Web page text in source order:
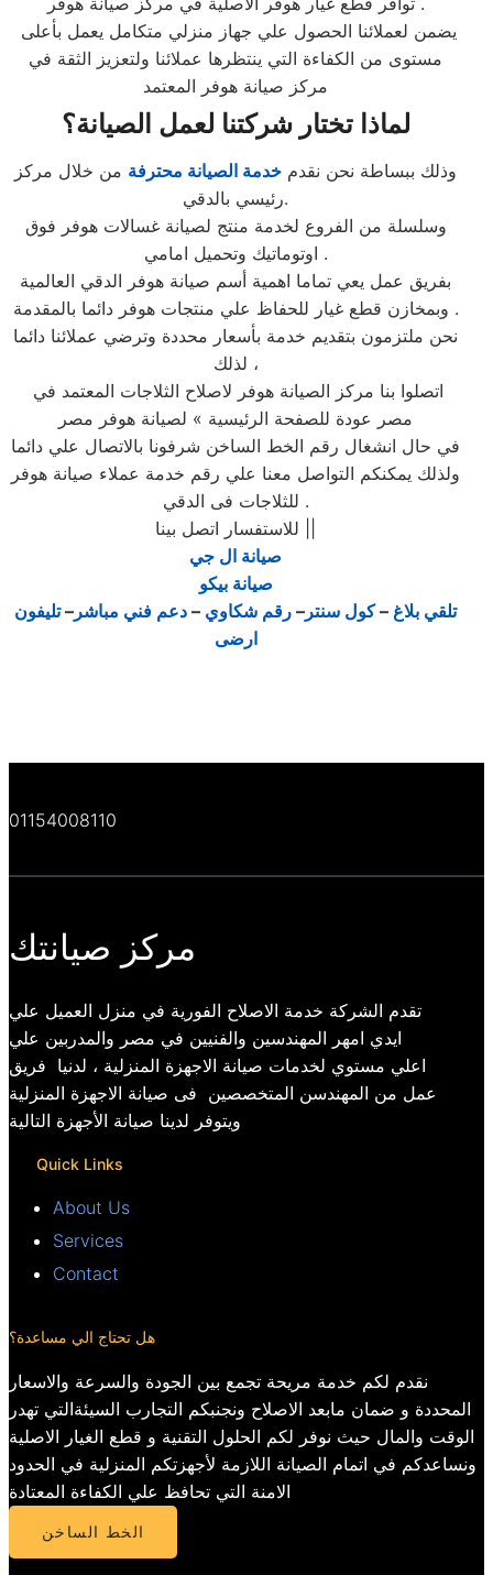
مستوى من الكفاءة التي ينتظرها عملائنا ولتعزيز الثقة في
مركز صيانة هوفر المعتمد
لماذا تختار شركتنا لعمل الصيانة؟
وذلك ببساطة نحن نقدم خدمة الصيانة محترفة من خلال مركز
رئيسي بالدقي.
وسلسلة من الفروع لخدمة منتج لصيانة غسالات هوفر فوق
اوتوماتيك وتحميل امامي .
بفريق عمل يعي تماما اهمية أسم صيانة هوفر الدقي العالمية
وبمخازن قطع غيار للحفاظ علي منتجات هوفر دائما بالمقدمة .
نحن ملتزمون بتقديم خدمة بأسعار محددة وترضي عملائنا دائما
لذلك ،
مصر عودة للصفحة الرئيسية » لصيانة هوفر مصر
في حال انشغال رقم الخط الساخن شرفونا بالاتصال علي دائما
ولذلك يمكنكم التواصل معنا علي رقم خدمة عملاء صيانة هوفر
للثلاجات فى الدقي .
صيانة ال جي
صيانة بيكو
تلقي بلاغ –كول سنتر – رقم شكاوي – دعم فني مباشر –تليفون
ارضى
01154008110
مركز صيانتك
تقدم الشركة خدمة الاصلاح الفورية في منزل العميل علي
ايدي امهر المهندسين والفنيين في مصر والمدربين علي
اعلي مستوي لخدمات صيانة الاجهزة المنزلية ، لدنيا فريق
عمل من المهندسن المتخصصين فى صيانة الاجهزة المنزلية
ويتوفر لدينا صيانة الأجهزة التالية
Quick Links
About Us
Services
Contact
هل تحتاج الي مساعدة؟
نقدم لكم خدمة مريحة تجمع بين الجودة والسرعة والاسعار
المحددة و ضمان مابعد الاصلاح ونجنبكم التجارب السيئةالتي تهدر
الوقت والمال حيث نوفر لكم الحلول التقنية و قطع الغيار الاصلية
ونساعدكم في اتمام الصيانة اللازمة لأجهزتكم المنزلية في الحدود
الامنة التي تحافظ علي الكفاءة المعتادة
الخط الساخن